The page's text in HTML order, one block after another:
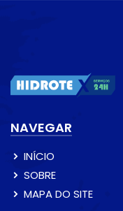
NAVEGAR
INÍCIO
SOBRE
MAPA DO SITE